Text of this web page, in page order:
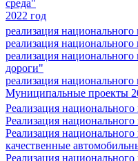
среда"
2022 год
реализация
реализация
реализация
дороги"
реализация
Муниципальные проекты
Реализация
Реализация
Реализация
качественные
Реализация